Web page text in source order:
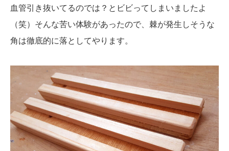
血管引き抜いてるのでは？とビビってしまいましたよ
（笑）そんな苦い体験があったので、棘が発生しそうな
角は徹底的に落としてやります。